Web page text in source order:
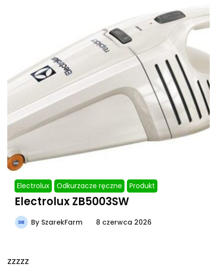
Electrolux Odkurzacze ręczne Produkt
Electrolux ZB5003SW
By SzarekFarm 8 czerwca 2026
zzzzz